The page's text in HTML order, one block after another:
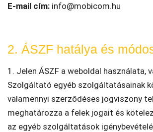
E-mail cím: info@mobicom.hu
2. ÁSZF hatálya és
1. Jelen ÁSZF a weboldal használata,
Szolgáltató egyéb szolgáltatásainak
valamennyi szerződéses jogviszony
meghatározza a felek jogait és
az egyéb szolgáltatások